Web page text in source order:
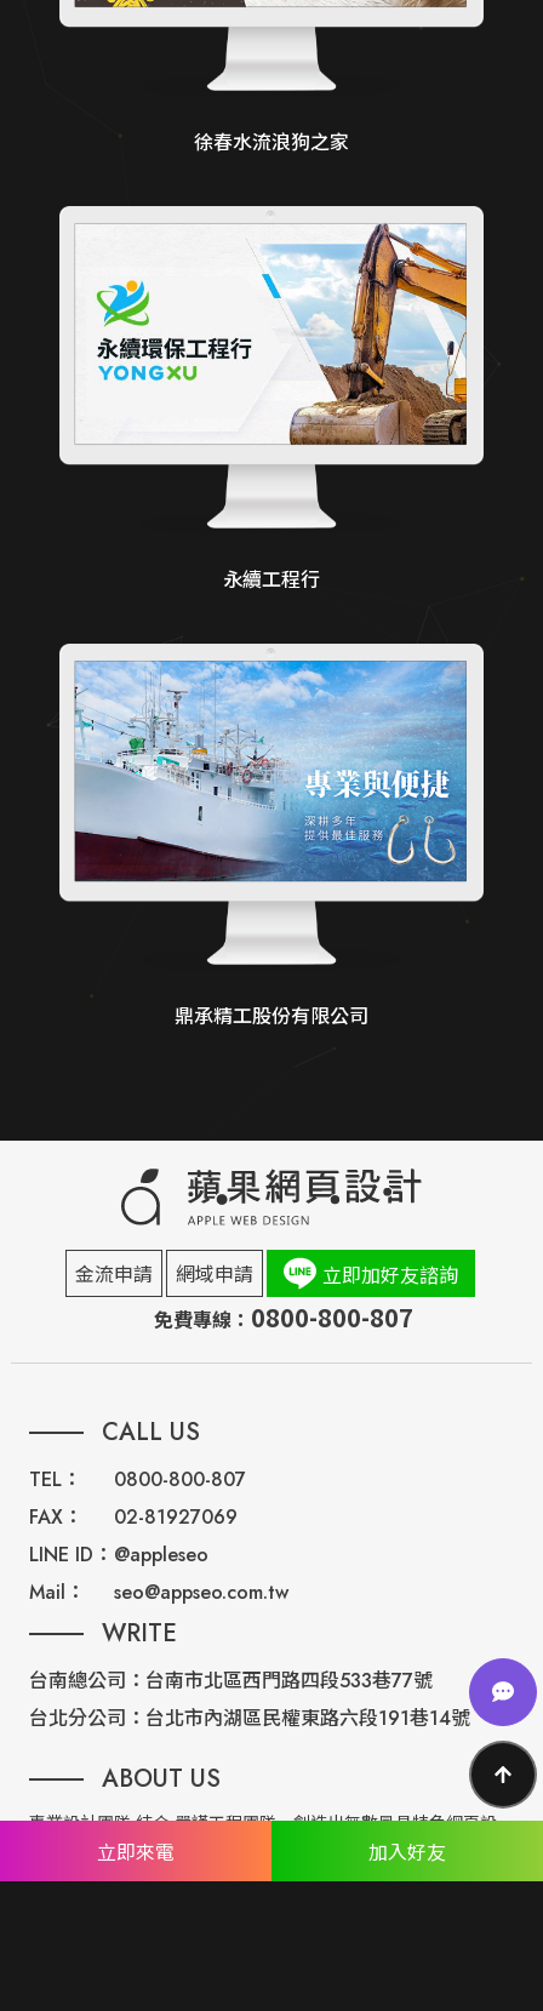
徐春水流浪狗之家
永續工程行
鼎承精工股份有限公司
金流申請 網域申請
立即加好友諮詢
免費專線： 0800-800-807
CALL US
TEL：
0800-800-807
FAX：
02-81927069
LINE ID： @appleseo
Mail：
seo@appseo.com.tw
WRITE
台南總公司： 台南市北區西門路四段533巷77號
台北分公司： 台北市內湖區民權東路六段191巷14號
ABOUT US
專業設計團隊 結合 嚴謹工程團隊，創造出無數最具特色網頁設
計，不管是時尚美感或是網站最新特效技術，我們仍不斷學習推
出最創新的網頁設計。
立即來電 加入好友